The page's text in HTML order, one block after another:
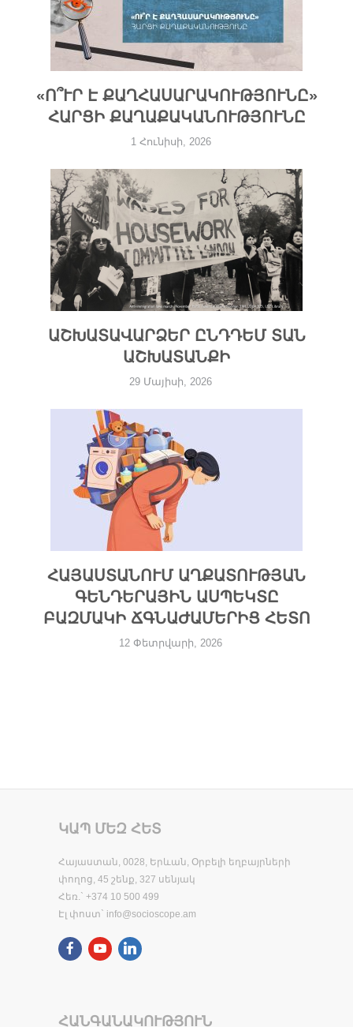
«Ո՞ՒՐ Է ՔԱՂՀԱՍԱՐԱԿՈՒԹՅՈՒՆԸ»
ՀԱՐՑԻ ՔԱՂԱՔԱԿԱՆՈՒԹՅՈՒՆԸ
1 Հունիսի, 2026
ԱՇԽԱՏԱՎԱՐՁԵՐ ԸՆԴԴԵՄ ՏԱՆ
ԱՇԽԱՏԱՆՔԻ
29 Մայիսի, 2026
ՀԱՅԱՍՏԱՆՈՒՄ ԱՂՔԱՏՈՒԹՅԱՆ
ԳԵՆԴԵՐԱՅԻՆ ԱՍՊԵԿՏԸ
ԲԱԶՄԱԿԻ ՃԳՆԱԺԱՄԵՐԻՑ ՀԵՏՈ
12 Փետրվարի, 2026
ԿԱՊ ՄԵԶ ՀԵՏ
Հայաստան, 0028, Երևան, Օրբելի եղբայրների
փողոց, 45 շենք, 327 սենյակ
Հեռ.` +374 10 500 499
Էլ փոստ` info@socioscope.am
ՀԱՆԳԱՆԱԿՈՒԹՅՈՒՆ